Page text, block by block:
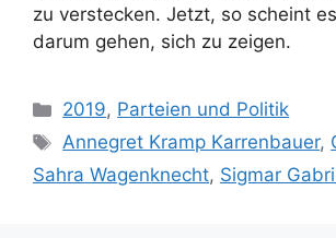
zu verstecken. Jetzt, so scheint
darum gehen, sich zu zeigen.
Kategorien
2019, Parteien und Politik
Schlagwörter
Annegret Kramp Karrenbauer,
Sahra Wagenknecht, Sigmar